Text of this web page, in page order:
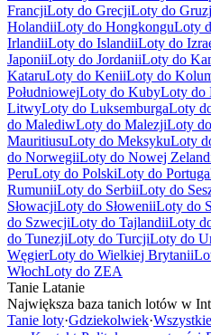
FrancjiLoty do GrecjiLoty do
HolandiiLoty do HongkonguLoty
IrlandiiLoty do IslandiiLoty do
JaponiiLoty do JordaniiLoty do
KataruLoty do KeniiLoty do
PołudniowejLoty do KubyLoty do
LitwyLoty do LuksemburgaLoty
do MalediwLoty do MalezjiLoty
MauritiusuLoty do MeksykuLoty
do NorwegiiLoty do Nowej
PeruLoty do PolskiLoty do
RumuniiLoty do SerbiiLoty do
SłowacjiLoty do SłoweniiLoty do
do SzwecjiLoty do TajlandiiLoty
do TunezjiLoty do TurcjiLoty do
WęgierLoty do Wielkiej Brytanii
WłochLoty do ZEA
Tanie Latanie
Największa baza tanich lotów w
Tanie loty·Gdziekolwiek·